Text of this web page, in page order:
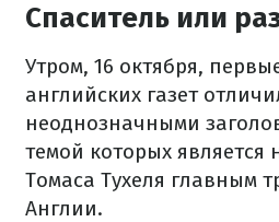
Спаситель или
Утром, 16 октября,
английских газет
неоднозначными
темой которых является
Томаса Тухеля главным
Англии.